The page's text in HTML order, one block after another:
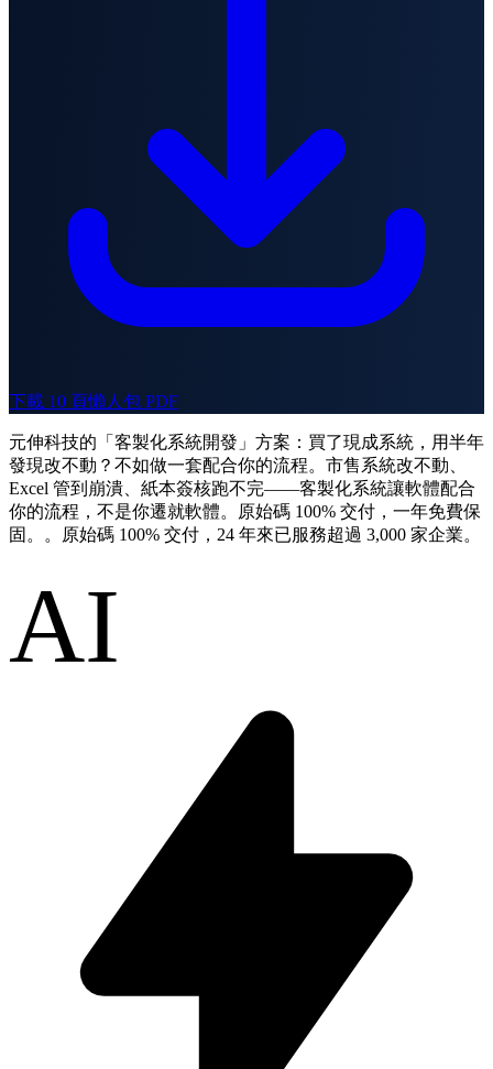
下載 10 頁懶人包 PDF
元伸科技的「客製化系統開發」方案：買了現成系統，用半年
發現改不動？不如做一套配合你的流程。市售系統改不動、
Excel 管到崩潰、紙本簽核跑不完——客製化系統讓軟體配合
你的流程，不是你遷就軟體。原始碼 100% 交付，一年免費保
固。。原始碼 100% 交付，24 年來已服務超過 3,000 家企業。
AI